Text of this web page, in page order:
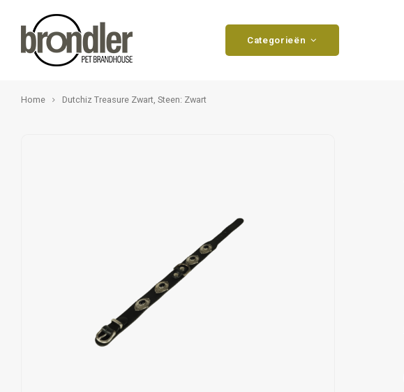
Categorieën
Home Dutchiz Treasure Zwart, Steen: Zwart